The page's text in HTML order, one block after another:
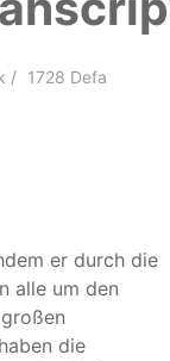
1728 Defa
er durch die
alle um den
die